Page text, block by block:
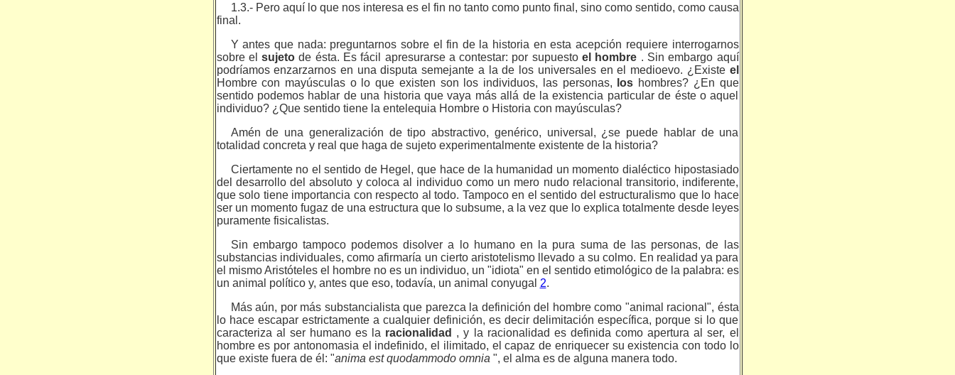
1.3.- Pero aquí lo que nos interesa es el fin no tanto como punto final, sino como sentido, como causa
final.
Y antes que nada: preguntarnos sobre el fin de la historia en esta acepción requiere interrogarnos
sobre elsujetode ésta. Es fácil apresurarse a contestar: por supuestoel hombre . Sin embargo aquí
po­dríamos enzarzarnos en una disputa semejante a la de los universales en el medioevo. ¿Existe el
Hombre con mayúsculas o lo que existen son los individuos, las personas,
los hombres? ¿En que
sentido podemos ha­blar de una historia que vaya más allá de la existencia particular de éste o aquel
individuo? ¿Que sentido tiene la entelequia Hombre o Historia con mayúsculas?
Amén de una generalización de tipo abstractivo, genérico, universal, ¿se puede hablar de una
totalidad concreta y real que haga de sujeto experimentalmente existente de la historia?
Ciertamente no el sentido de Hegel, que hace de la humanidad un momento dialéctico hipostasiado
del desarrollo del absoluto y coloca al individuo como un mero nudo relacional transitorio, indiferente,
que solo tiene importancia con respecto al todo. Tampoco en el sentido del estructuralismo que lo hace
ser un momento fugaz de una estructura que lo subsume, a la vez que lo explica totalmente desde leyes
pura­mente fisicalistas.
Sin embargo tampoco podemos disolver a lo humano en la pura suma de las personas, de las
substancias individuales, como afirmaría un cierto aristotelismo llevado a su colmo. En realidad ya para
el mismo Aristóteles el hombre no es un individuo, un "idiota" en el sentido etimológico de la palabra: es
un animal político y, antes que eso, to­davía, un animal conyugal 2.
Más aún, por más substancialista que parezca la definición del hombre como "animal racional", ésta
lo hace escapar estrictamente a cualquier definición, es decir delimitación específica, porque si lo que
caracteriza al ser humano es la racionalidad , y la racionalidad es definida como apertura al ser, el
hombre es por antonomasia el indefinido, el ilimitado, el capaz de enriquecer su existencia con todo lo
que existe fuera de él: "anima est quodammodo omnia ", el alma es de alguna manera todo.